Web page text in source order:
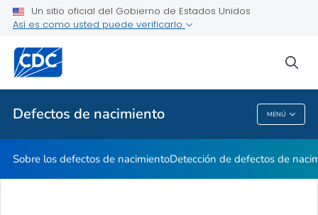
Un sitio oficial del Gobierno de Estados Unidos
Así es como usted puede verificarlo
Defectos de nacimiento MENÚ
Mes de Concientización
Temas relacionados
Defectos De Nacimiento
Sobre los defectos de nacimientoDetección de defectos de